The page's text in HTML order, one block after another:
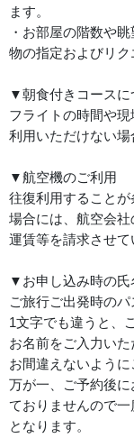
ます。
・お部屋の階数や
物の指定およびリク
▼朝食付きコースに
フライトの時間や
利用いただけない場
▼航空機のご利用
往復利用すること
場合には、航空会
運賃等を請求させて
▼お申し込み時の氏
ご旅行ご出発時の
1文字でも違うと、
お名前をご入力いた
お間違えないように
万が一、ご予約後
ておりませんので
となります。